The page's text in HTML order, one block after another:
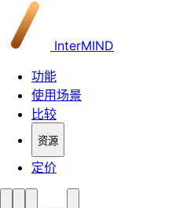
InterMIND
功能
使用场景
比较
资源
定价